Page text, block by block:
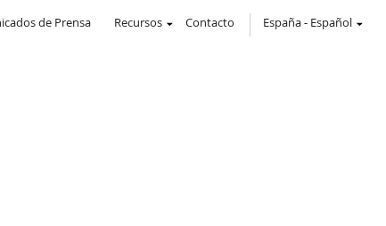
de Prensa Recursos Contacto España- Español